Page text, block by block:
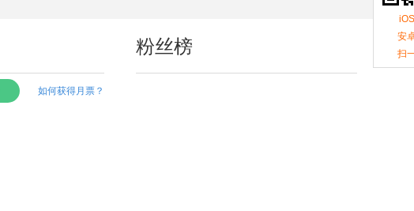
如何获得月票？
粉丝榜
安
扫